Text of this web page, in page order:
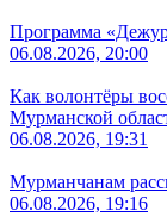
Программа
06.08.2026, 20:00
Как волонтёры
Мурманской
06.08.2026, 19:31
Мурманчанам
06.08.2026, 19:16